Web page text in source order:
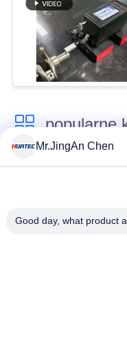
popularne
Defektoskop
Wskaźnik grubości
Mr.JingAn Chen
Good day, what product